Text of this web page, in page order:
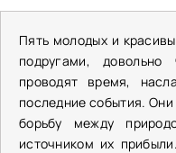
Пять молодых и
подругами,
проводят время,
последние события.
борьбу между
источником их